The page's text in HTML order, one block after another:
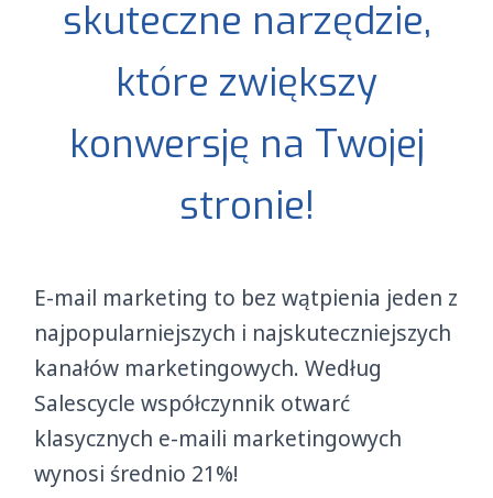
skuteczne narzędzie,
które zwiększy
konwersję na Twojej
stronie!
E-mail marketing to bez wątpienia jeden z
najpopularniejszych i najskuteczniejszych
kanałów marketingowych. Według
Salescycle współczynnik otwarć
klasycznych e-maili marketingowych
wynosi średnio 21%!